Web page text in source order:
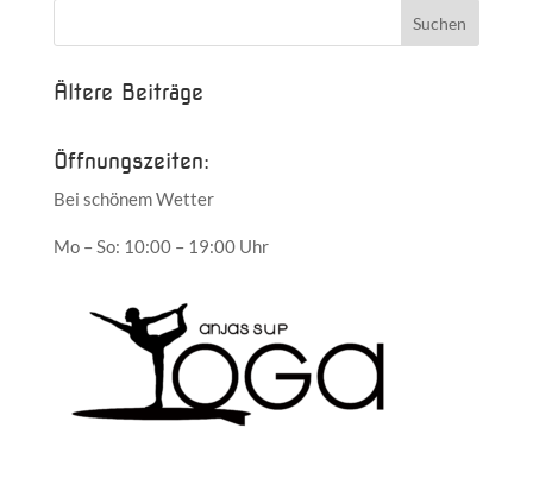
Ältere Beiträge
Öffnungszeiten:
Bei schönem Wetter
Mo – So: 10:00 – 19:00 Uhr